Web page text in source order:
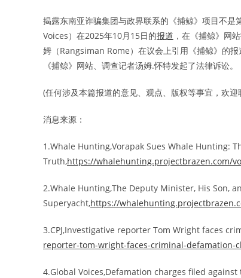
揭露东南亚诈骗集团与政界联系的《捕鲸》项目不
Voices）在2025年10月15日的报道 ，在《捕鲸》网
姆（Rangsiman Rome）在议会上引用《捕鲸》的
《捕鲸》网站、调查记者汤姆.怀特发起了法律诉讼。
(任何涉及本篇报道的意见、观点、版权等事宜，
消息来源：
1.Whale Hunting,Vorapak Sues Whale Hunting:
Truth,https://whalehunting.projectbrazen.com/
2.Whale Hunting,The Deputy Minister, His Son,
Superyacht,https://
3.CPJ,Investigative reporter Tom Wright faces
reporter-tom-wright-faces-criminal-defamation-
4.Global Voices,Defamation charges filed